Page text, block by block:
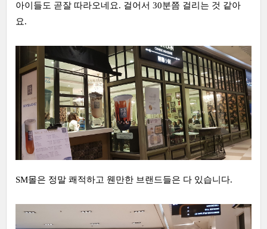
아이들도 곧잘 따라오네요. 걸어서 30분쯤 걸리는 것 같아
요.
SM몰은 정말 쾌적하고 웬만한 브랜드들은 다 있습니다.